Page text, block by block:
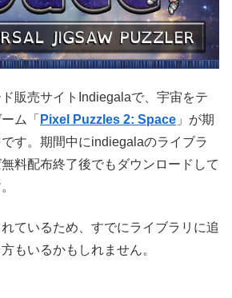
販売サイトIndiegalaで、宇宙をテ
ム「 Pixel Puzzles 2: Space 」が期
す。期間中にindiegalaのライブラ
料配布終了後でもダウンロードして
ているため、すでにライブラリに追
もいるかもしれません。